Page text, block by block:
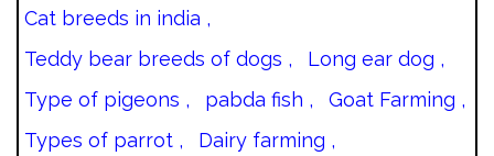
Cat breeds in india ,
Teddy bear breeds of dogs ,
Long ear dog ,
Type of pigeons ,
pabda fish ,
Goat Farming ,
Types of parrot ,
Dairy farming ,